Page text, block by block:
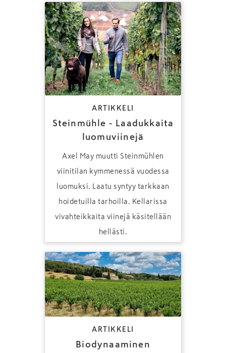
ARTIKKELI
Steinmühle - Laadukkaita
luomuviinejä
Axel May muutti Steinmühlen
viinitilan kymmenessä vuodessa
luomuksi. Laatu syntyy tarkkaan
hoidetuilla tarhoilla. Kellarissa
vivahteikkaita viinejä käsitellään
hellästi.
ARTIKKELI
Biodynaaminen